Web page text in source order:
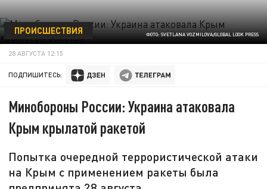
ФОТО: SVETLANA VOZMILOVA/GLOBAL LOOK PRESS
ПРОИСШЕСТВИЯ
28 АВГУСТА 12:15
ПОДПИШИТЕСЬ:
Минобороны России: Украина атаковала
Крым крылатой ракетой
Попытка очередной террористической атаки
на Крым с применением ракеты была